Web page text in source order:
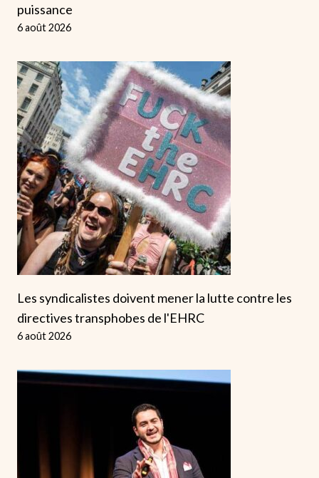
puissance
6 août 2026
Les syndicalistes doivent mener la lutte contre les
directives transphobes de l'EHRC
6 août 2026